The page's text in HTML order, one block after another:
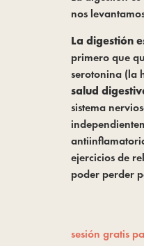
nos
La digestión
primero que
serotonina (la
salud
sistema
ejercicios de
poder perder
sesión gratis